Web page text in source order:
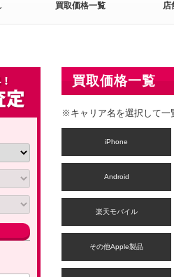
買取価格一覧 店
買取価格一覧
※キャリア名を選択して一
iPhone
Android
楽天モバイル
その他Apple製品